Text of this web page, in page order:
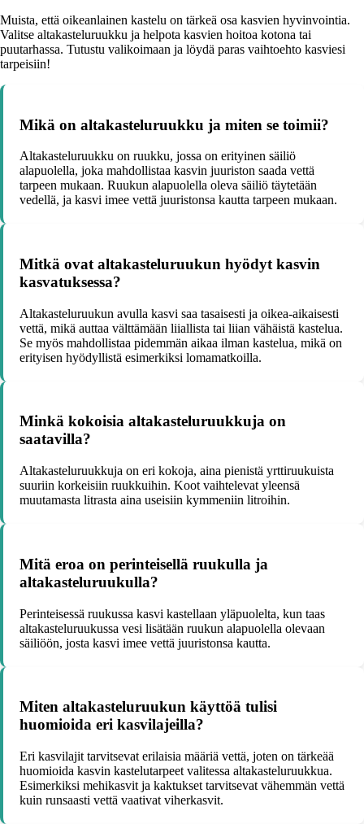
Muista, että oikeanlainen kastelu on tärkeä osa kasvien hyvinvointia.
Valitse altakasteluruukku ja helpota kasvien hoitoa kotona tai
puutarhassa. Tutustu valikoimaan ja löydä paras vaihtoehto kasviesi
tarpeisiin!
Mikä on altakasteluruukku ja miten se toimii?
Altakasteluruukku on ruukku, jossa on erityinen säiliö
alapuolella, joka mahdollistaa kasvin juuriston saada vettä
tarpeen mukaan. Ruukun alapuolella oleva säiliö täytetään
vedellä, ja kasvi imee vettä juuristonsa kautta tarpeen mukaan.
Mitkä ovat altakasteluruukun hyödyt kasvin
kasvatuksessa?
Altakasteluruukun avulla kasvi saa tasaisesti ja oikea-aikaisesti
vettä, mikä auttaa välttämään liiallista tai liian vähäistä kastelua.
Se myös mahdollistaa pidemmän aikaa ilman kastelua, mikä on
erityisen hyödyllistä esimerkiksi lomamatkoilla.
Minkä kokoisia altakasteluruukkuja on
saatavilla?
Altakasteluruukkuja on eri kokoja, aina pienistä yrttiruukuista
suuriin korkeisiin ruukkuihin. Koot vaihtelevat yleensä
muutamasta litrasta aina useisiin kymmeniin litroihin.
Mitä eroa on perinteisellä ruukulla ja
altakasteluruukulla?
Perinteisessä ruukussa kasvi kastellaan yläpuolelta, kun taas
altakasteluruukussa vesi lisätään ruukun alapuolella olevaan
säiliöön, josta kasvi imee vettä juuristonsa kautta.
Miten altakasteluruukun käyttöä tulisi
huomioida eri kasvilajeilla?
Eri kasvilajit tarvitsevat erilaisia määriä vettä, joten on tärkeää
huomioida kasvin kastelutarpeet valitessa altakasteluruukkua.
Esimerkiksi mehikasvit ja kaktukset tarvitsevat vähemmän vettä
kuin runsaasti vettä vaativat viherkasvit.